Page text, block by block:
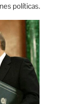
políticas.